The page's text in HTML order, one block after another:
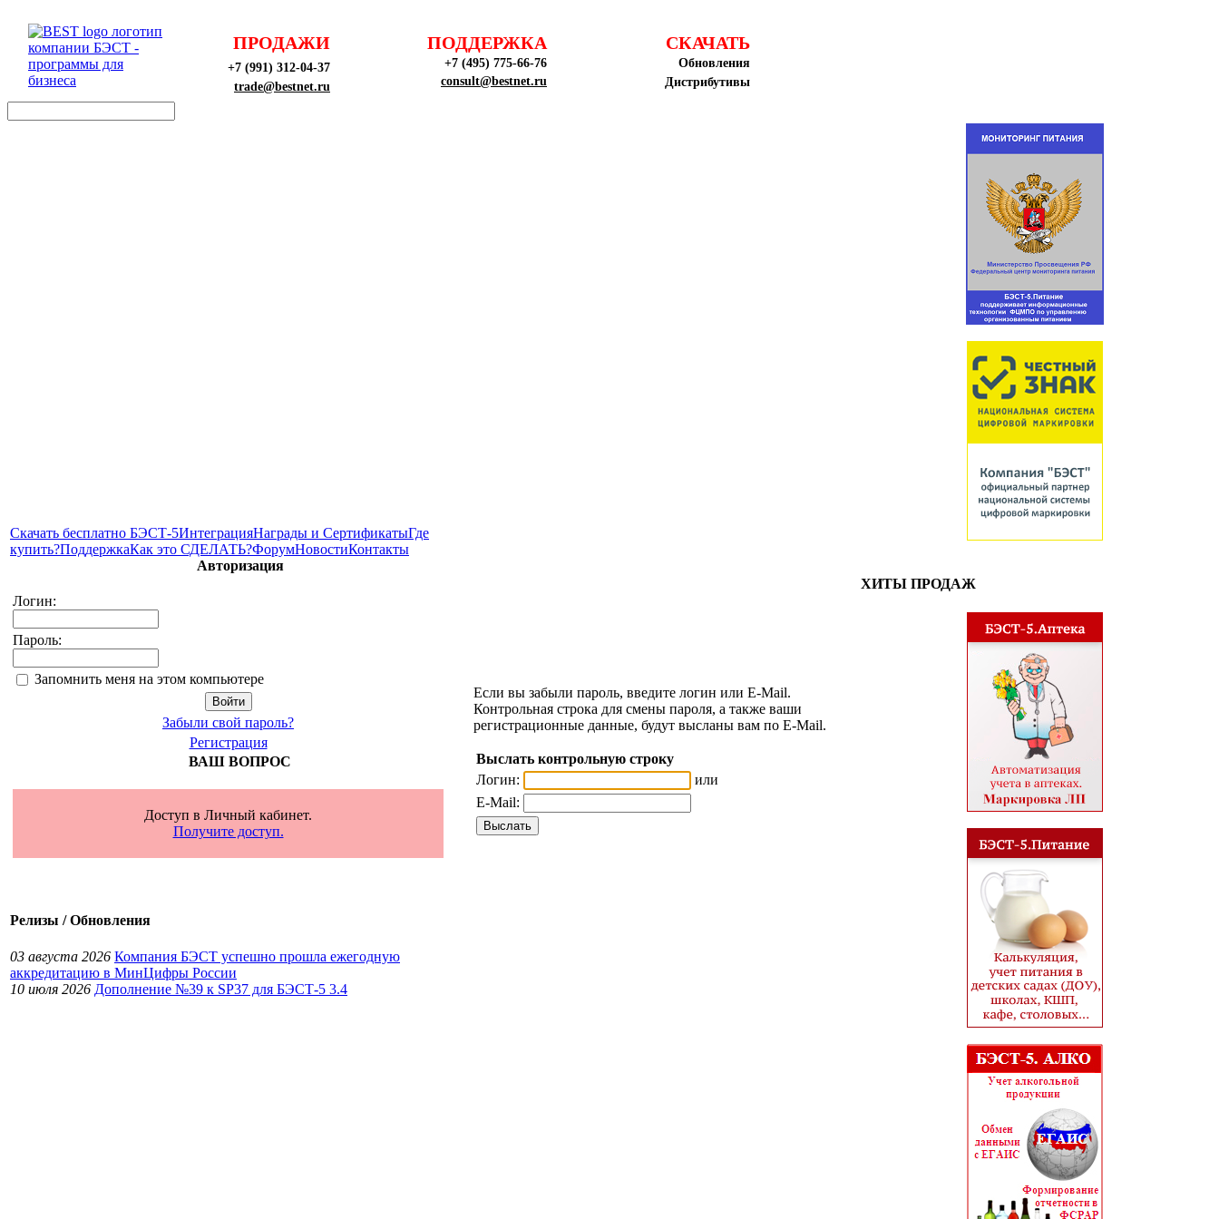
ПРОДАЖИ
+7 (991) 312-04-37
trade@bestnet.ru
ПОДДЕРЖКА
+7 (495) 775-66-76
consult@bestnet.ru
СКАЧАТЬ
Обновления
Дистрибутивы
Скачать бесплатно БЭСТ-5ИнтеграцияНаграды и СертификатыГде
купить?ПоддержкаКак это СДЕЛАТЬ?ФорумНовостиКонтакты
Авторизация
Логин:
Пароль:
Запомнить меня на этом компьютере
Забыли свой пароль?
Регистрация
ВАШ ВОПРОС
Доступ в Личный кабинет.
Получите доступ.
Релизы / Обновления
03 августа 2026 Компания БЭСТ успешно прошла ежегодную
аккредитацию в МинЦифры России
10 июля 2026 Дополнение №39 к SP37 для БЭСТ-5 3.4
Если вы забыли пароль, введите логин или E-Mail.
Контрольная строка для смены пароля, а также ваши
регистрационные данные, будут высланы вам по E-Mail.
Выслать контрольную строку
Логин:
или
E-Mail:
ХИТЫ ПРОДАЖ